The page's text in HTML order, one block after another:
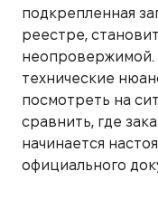
подкрепленная
реестре,
неопровержимой.
технические
посмотреть на
сравнить, где
начинается
официального